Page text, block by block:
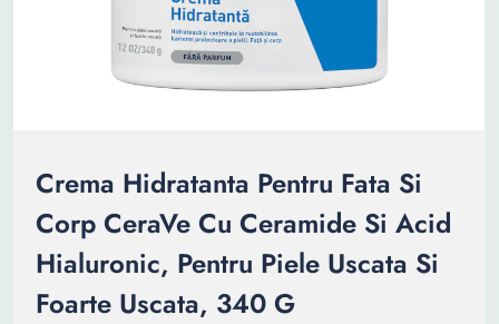
Crema Hidratanta Pentru Fata Si
Corp CeraVe Cu Ceramide Si Acid
Hialuronic, Pentru Piele Uscata Si
Foarte Uscata, 340 G